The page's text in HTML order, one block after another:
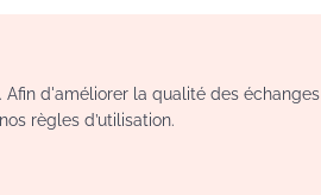
d'améliorer la qualité des
règles d’utilisation.